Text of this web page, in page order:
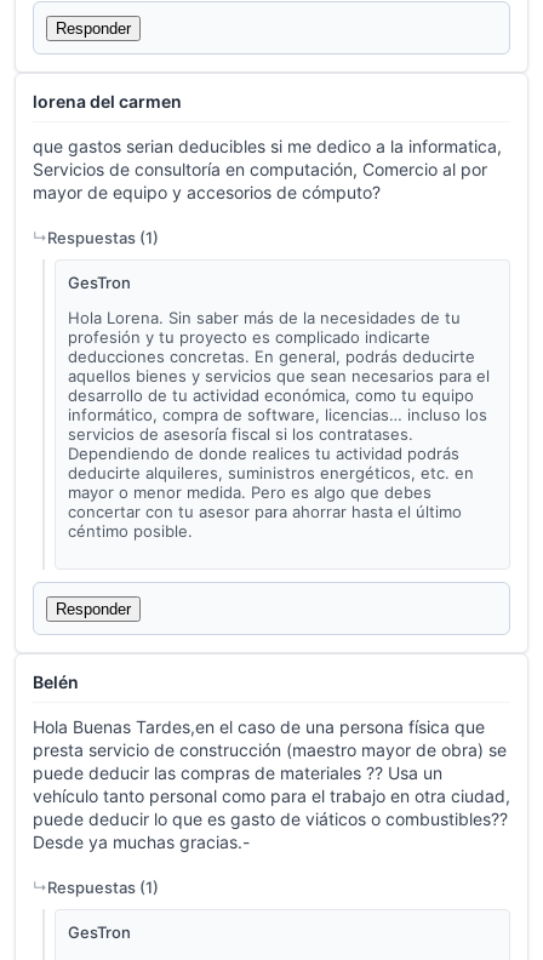
Responder
lorena del carmen
que gastos serian deducibles si me dedico a la informatica,
Servicios de consultoría en computación, Comercio al por
mayor de equipo y accesorios de cómputo?
Respuestas (1)
GesTron
Hola Lorena. Sin saber más de la necesidades de tu
profesión y tu proyecto es complicado indicarte
deducciones concretas. En general, podrás deducirte
aquellos bienes y servicios que sean necesarios para el
desarrollo de tu actividad económica, como tu equipo
informático, compra de software, licencias… incluso los
servicios de asesoría fiscal si los contratases.
Dependiendo de donde realices tu actividad podrás
deducirte alquileres, suministros energéticos, etc. en
mayor o menor medida. Pero es algo que debes
concertar con tu asesor para ahorrar hasta el último
céntimo posible.
Responder
Belén
Hola Buenas Tardes,en el caso de una persona física que
presta servicio de construcción (maestro mayor de obra) se
puede deducir las compras de materiales ?? Usa un
vehículo tanto personal como para el trabajo en otra ciudad,
puede deducir lo que es gasto de viáticos o combustibles??
Desde ya muchas gracias.-
Respuestas (1)
GesTron